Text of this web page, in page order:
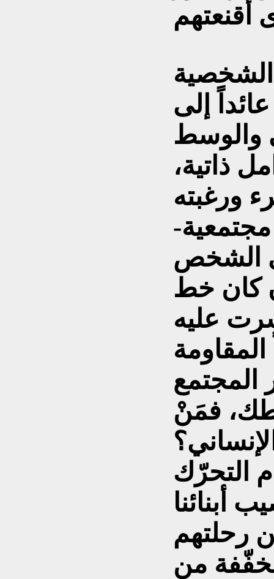
الشخصية
إلى
والوسط
ذاتية،
ورغبته
مجتمعية-
الشخص
كان خط
عليه
المجتمع
فمَنْ
التحرّك
أبنائنا
رحلتهم
من